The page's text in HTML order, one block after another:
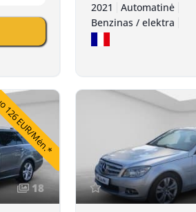
2021
Automatinė
Benzinas / elektra
EUR/Mėn.*
18